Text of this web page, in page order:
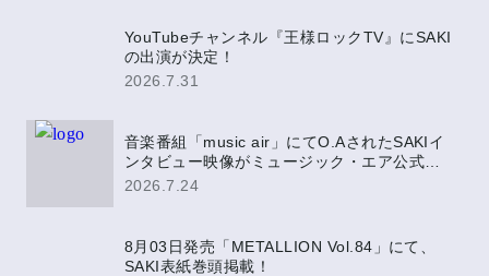
YouTubeチャンネル『王様ロックTV』にSAKI
の出演が決定！
2026.7.31
音楽番組「music air」にてO.AされたSAKIイ
ンタビュー映像がミュージック・エア公式
YouTubeにて公開決定！
2026.7.24
8月03日発売「METALLION Vol.84」にて、
SAKI表紙巻頭掲載！